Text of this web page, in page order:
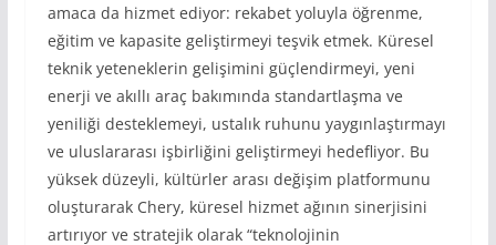
amaca da hizmet ediyor: rekabet yoluyla öğrenme,
eğitim ve kapasite geliştirmeyi teşvik etmek. Küresel
teknik yeteneklerin gelişimini güçlendirmeyi, yeni
enerji ve akıllı araç bakımında standartlaşma ve
yeniliği desteklemeyi, ustalık ruhunu yaygınlaştırmayı
ve uluslararası işbirliğini geliştirmeyi hedefliyor. Bu
yüksek düzeyli, kültürler arası değişim platformunu
oluşturarak Chery, küresel hizmet ağının sinerjisini
artırıyor ve stratejik olarak “teknolojinin